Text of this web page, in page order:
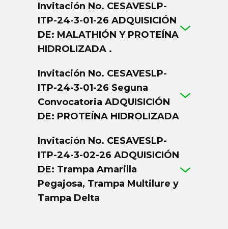
2022
2021
2020
Convocatorias
Divulgación
Invitación No. CESAVESLP-
ITP-24-3-01-26 ADQUISICIÓN
DE: MALATHIÓN Y PROTEÍNA
HIDROLIZADA .
Invitación No. CESAVESLP-
ITP-24-3-01-26 Seguna
Convocatoria ADQUISICIÓN
DE: PROTEÍNA HIDROLIZADA
Invitación No. CESAVESLP-
ITP-24-3-02-26 ADQUISICIÓN
DE: Trampa Amarilla
Pegajosa, Trampa Multilure y
Tampa Delta